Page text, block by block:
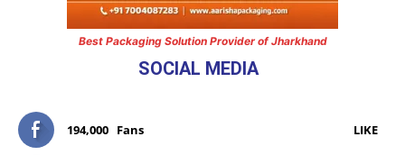
Best Packaging Solution Provider of Jharkhand
SOCIAL MEDIA
194,000 Fans LIKE